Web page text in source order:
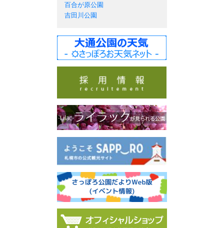
百合が原公園
吉田川公園